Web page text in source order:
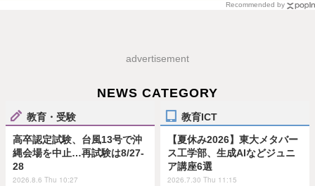
Recommended by
advertisement
NEWS CATEGORY
教育・受験
高卒認定試験、台風13号で沖
縄会場を中止…再試験は8/27-
28
2026.8.6 Thu 10:27
教育ICT
【夏休み2026】東大メタバー
ス工学部、生成AIなどジュニ
ア講座6選
2026.7.30 Thu 11:15